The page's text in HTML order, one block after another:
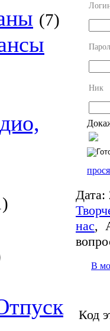
(7)
Ник
Дата:
нас,
В
Код